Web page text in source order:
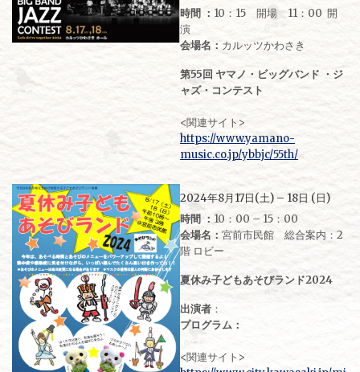
時間 ： 10：15 開場 11：00 開
演
会場名：カルッツかわさき
第55回 ヤマノ・ビッグバンド ・ジ
ャズ・コンテスト
<関連サイト>
https://www.yamano-
music.co.jp/ybbjc/55th/
2024年8月17日(土) – 18日 (日)
時間 ： 10：00 – 15：00
会場名： 宮前市民館 総合案内：2
階 ロビー
夏休み子どもあそびランド2024
出演者 ：
プログラム：
<関連サイト>